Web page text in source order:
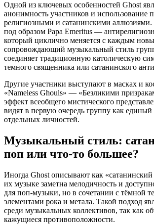
Одной из ключевых особенностей Ghost
анонимность участников и использование
религиозными и сатанинскими аллюзиями.
под образом Papa Emeritus —
который циклично меняется с каждым
сопровождающий музыкальный стиль
соединяет традиционную католическую
темного священника или сатанинского
Другие участники выступают в масках и
«Nameless Ghouls» — «Безликими
эффект всеобщего мистического
видят в первую очередь группу как
отдельных личностей.
Музыкальный стиль:
поп или что-то большее?
Иногда Ghost описывают как «сатанинский
их музыке заметна мелодичность и
для поп-музыки, но в сочетании с тёмной
элементами рока и метала. Такой подход
среди музыкальных коллективов, так как
кажущиеся противоположности.